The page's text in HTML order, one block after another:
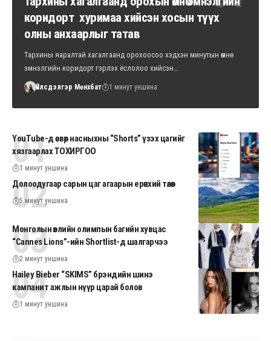
коридорт хуримаа хийсэн хосын түүх
олны анхаарлыг татав
Тархины яаралтай хагалгаанд орохоосоо хэдхэн минутын өмнө
эмнэлгийн коридорт гэрлэх ёслолоо хийсэн…
Үйлсдэлгэр Мөнхбат 1 минут уншина
YouTube-д өсвөр насныхны “Shorts” үзэх цагийг
хязгаарлах ТОХИРГОО
1 минут уншина
Долоодугаар сарын цаг агаарын ерөнхий төлөв
5 минут уншина
Монголын өвлийн олимпын багийн хувцас
“Cannes Lions”-ийн Shortlist-д шалгарчээ
2 минут уншина
Hailey Bieber “SKIMS” брэндийн шинэ
кампанит ажлын нүүр царай болов
1 минут уншина